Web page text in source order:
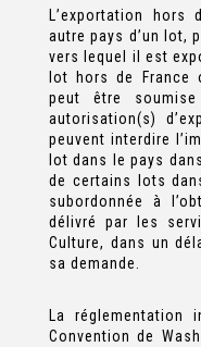
L’exportation hors
autre pays d’un lot,
vers lequel il est
lot hors de France
peut être
autorisation(s)
peuvent interdire
lot dans le pays
de certains lots
subordonnée à
délivré par les
Culture, dans un
sa demande.
La réglementation
Convention de